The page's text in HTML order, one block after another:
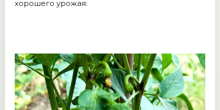
хорошего урожая: